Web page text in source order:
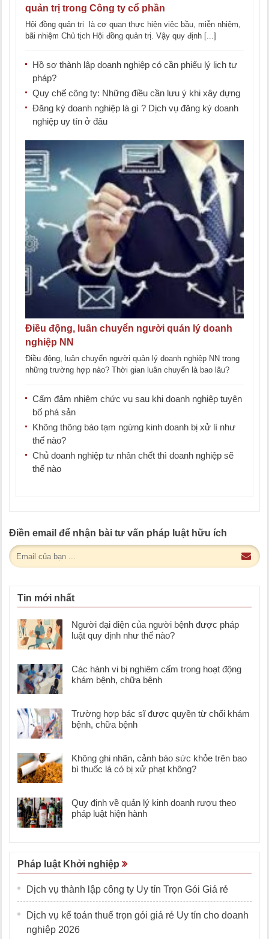
quản trị trong Công ty cổ phần
Hội đồng quản trị là cơ quan thực hiện việc bầu, miễn nhiệm,
bãi nhiệm Chủ tịch Hội đồng quản trị. Vậy quy định [...]
Hồ sơ thành lập doanh nghiệp có cần phiếu lý lịch tư
pháp?
Quy chế công ty: Những điều cần lưu ý khi xây dựng
Đăng ký doanh nghiệp là gì ? Dịch vụ đăng ký doanh
nghiệp uy tín ở đâu
Điều động, luân chuyển người quản lý doanh
nghiệp NN
Điều động, luân chuyển người quản lý doanh nghiệp NN trong
những trường hợp nào? Thời gian luân chuyển là bao lâu?
Cấm đảm nhiệm chức vụ sau khi doanh nghiệp tuyên
bố phá sản
Không thông báo tạm ngừng kinh doanh bị xử lí như
thế nào?
Chủ doanh nghiệp tư nhân chết thì doanh nghiệp sẽ
thế nào
Điền email để nhận bài tư vấn pháp luật hữu ích
Tin mới nhất
Người đại diện của người bệnh được pháp
luật quy định như thế nào?
Các hành vi bị nghiêm cấm trong hoạt động
khám bệnh, chữa bệnh
Trường hợp bác sĩ được quyền từ chối khám
bệnh, chữa bệnh
Không ghi nhãn, cảnh báo sức khỏe trên bao
bì thuốc lá có bị xử phạt không?
Quy định về quản lý kinh doanh rượu theo
pháp luật hiện hành
Pháp luật Khởi nghiệp
Dịch vụ thành lập công ty Uy tín Trọn Gói Giá rẻ
Dịch vụ kế toán thuế trọn gói giá rẻ Uy tín cho doanh
nghiệp 2026